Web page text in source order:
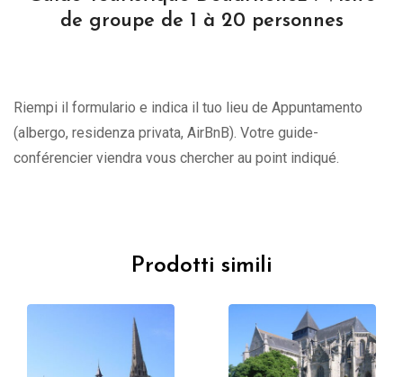
de groupe de 1 à 20 personnes
Riempi il formulario e indica il tuo lieu de Appuntamento
(albergo, residenza privata, AirBnB). Votre guide-
conférencier viendra vous chercher au point indiqué.
Prodotti simili